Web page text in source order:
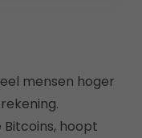
mensen hoger
hoopt